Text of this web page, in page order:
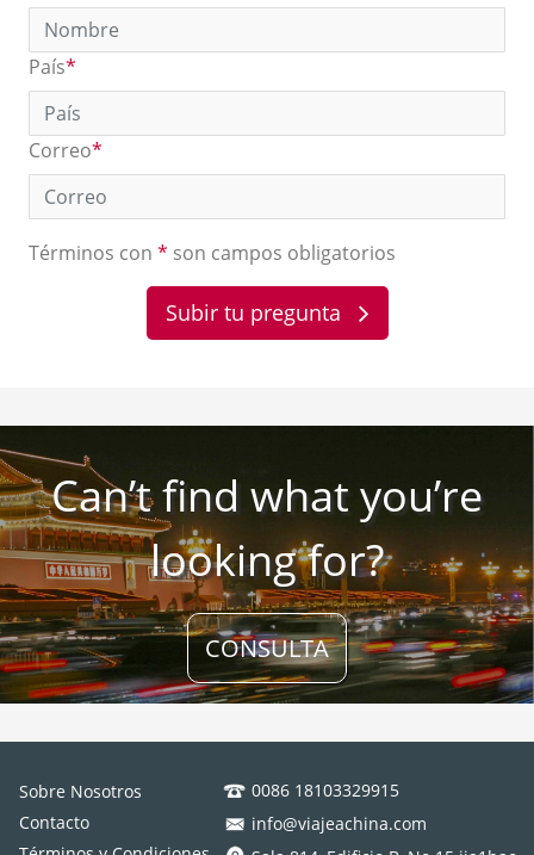
País*
Correo*
Términos con * son campos obligatorios
Can’t find what you’re
looking for?
CONSULTA
Sobre Nosotros
Contacto
0086 18103329915
info@viajeachina.com